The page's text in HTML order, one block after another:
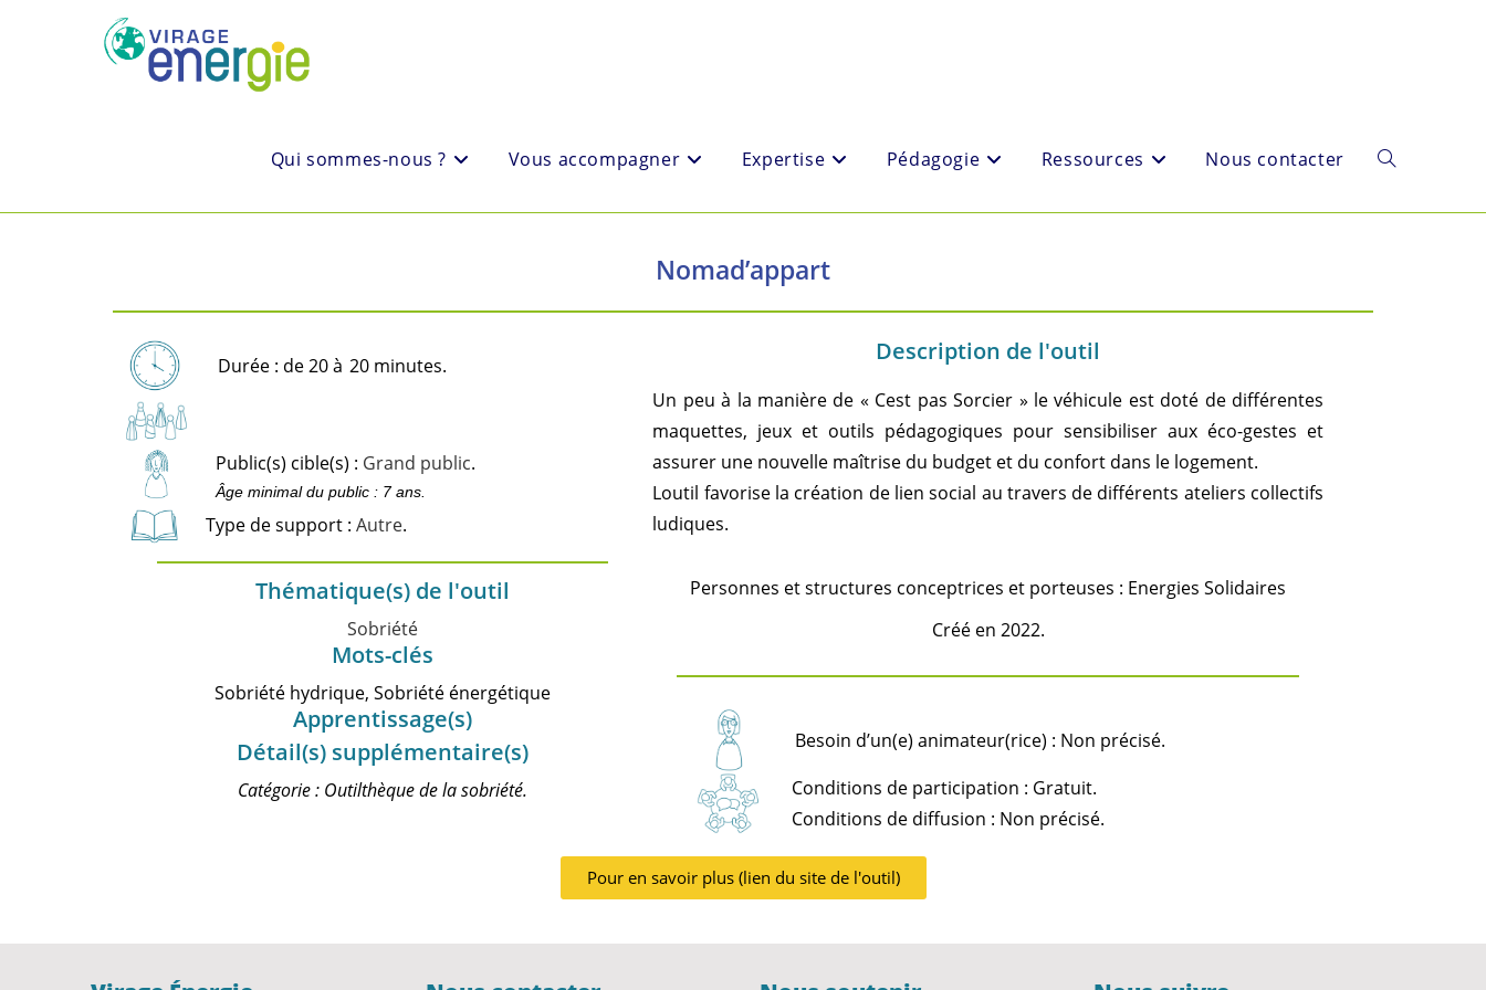
Qui sommes-nous ? Vous accompagner Expertise Pédagogie Ressources Nous contacter
Nomad’appart
Durée : de 20 à 20 minutes.
Public(s) cible(s) : Grand public.
Âge minimal du public : 7 ans.
Type de support :Autre.
Thématique(s) de l'outil
Sobriété
Mots-clés
Sobriété hydrique, Sobriété énergétique
Apprentissage(s)
Détail(s) supplémentaire(s)
Catégorie : Outilthèque de la sobriété.
Description de l'outil
Un peu à la manière de « Cest pas Sorcier » le véhicule est doté de différentes
maquettes, jeux et outils pédagogiques pour sensibiliser aux éco-gestes et
assurer une nouvelle maîtrise du budget et du confort dans le logement.
Loutil favorise la création de lien social au travers de différents ateliers collectifs
ludiques.
Personnes et structures conceptrices et porteuses : Energies Solidaires
Créé en 2022.
Besoin d’un(e) animateur(rice) : Non précisé.
Conditions de participation : Gratuit.
Conditions de diffusion : Non précisé.
Pour en savoir plus (lien du site de l'outil)